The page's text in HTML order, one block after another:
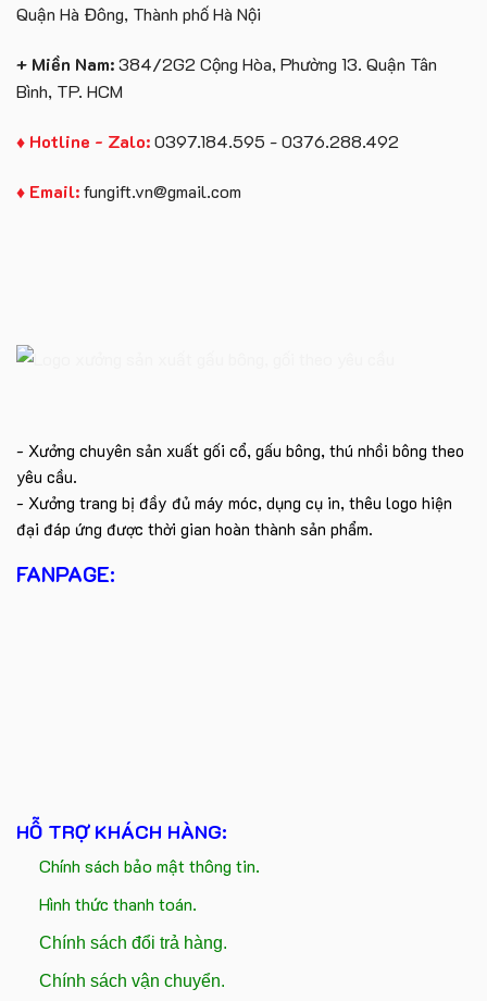
Quận Hà Đông, Thành phố Hà Nội
+ Miền Nam:384/2G2 Cộng Hòa, Phường 13. Quận Tân
Bình, TP. HCM
♦ Hotline - Zalo:0397.184.595 - 0376.288.492
♦ Email:fungift.vn@gmail.com
- Xưởng chuyên sản xuất gối cổ, gấu bông, thú nhồi bông theo
yêu cầu.
- Xưởng trang bị đầy đủ máy móc, dụng cụ in, thêu logo hiện
đại đáp ứng được thời gian hoàn thành sản phẩm.
FANPAGE:
HỖ TRỢ KHÁCH HÀNG:
Chính sách bảo mật thông tin.
Hình thức thanh toán.
Chính sách đổi trả hàng.
Chính sách vận chuyển.